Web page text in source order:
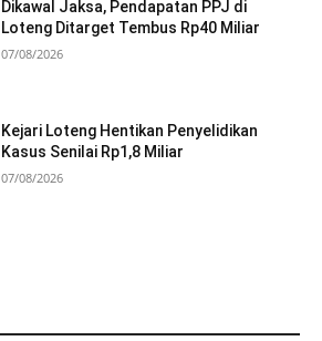
Dikawal Jaksa, Pendapatan PPJ di
Loteng Ditarget Tembus Rp40 Miliar
07/08/2026
Kejari Loteng Hentikan Penyelidikan
Kasus Senilai Rp1,8 Miliar
07/08/2026